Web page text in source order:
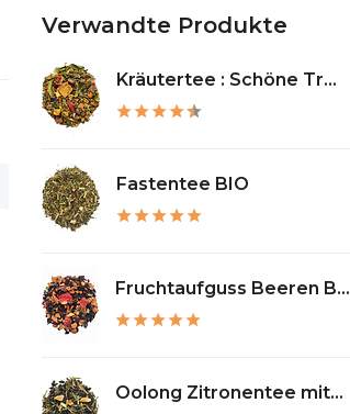
Verwandte Produkte
Kräutertee : Schöne Tr...
Fastentee BIO
Fruchtaufguss Beeren B...
Oolong Zitronentee mit...